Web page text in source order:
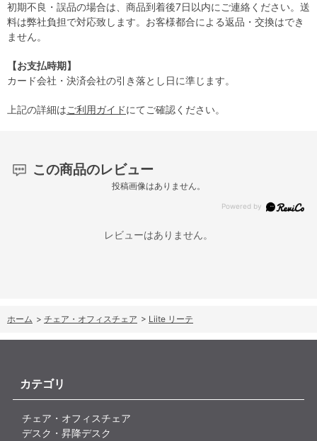
初期不良・誤品の場合は、商品到着後7日以内にご連絡ください。送
料は弊社負担で対応致します。お客様都合による返品・交換はでき
ません。
【お支払時期】
カード会社・決済会社の引き落とし日に準じます。
上記の詳細はご利用ガイドにてご確認ください。
この商品のレビュー
投稿画像はありません。
レビューはありません。
ホーム > チェア・オフィスチェア > Liite リーテ
カテゴリ
チェア・オフィスチェア
デスク・昇降デスク